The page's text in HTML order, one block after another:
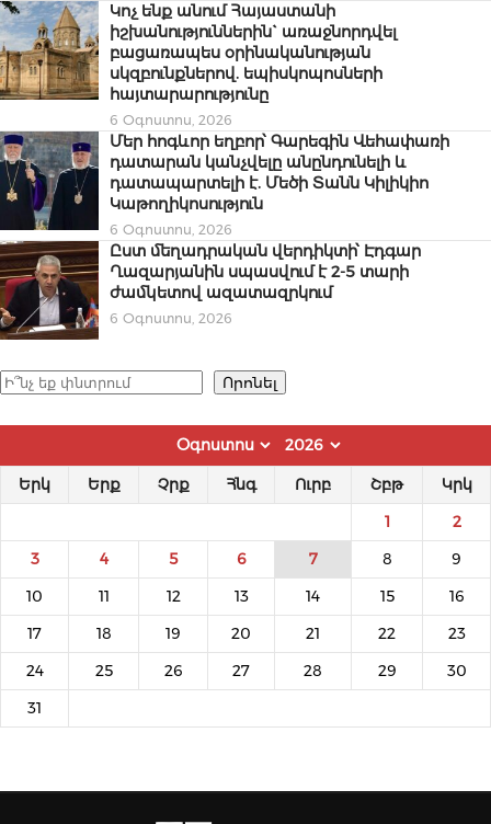
Կոչ ենք անում Հայաստանի
իշխանություններին` առաջնորդվել
բացառապես օրինականության
սկզբունքներով. եպիսկոպոսների
հայտարարությունը
6 Օգոստոս, 2026
Մեր հոգևոր եղբոր՝ Գարեգին Վեհափառի
դատարան կանչվելը անընդունելի և
դատապարտելի է. Մեծի Տանն Կիլիկիո
Կաթողիկոսություն
6 Օգոստոս, 2026
Ըստ մեղադրական վերդիկտի՝ Էդգար
Ղազարյանին սպասվում է 2-5 տարի
ժամկետով ազատազրկում
6 Օգոստոս, 2026
Որոնել Որոնել
Երկ Երք Չրք Հնգ Ուրբ Շբթ Կրկ
1 2
3 4 5 6 7 8 9
10 11 12 13 14 15 16
17 18 19 20 21 22 23
24 25 26 27 28 29 30
31